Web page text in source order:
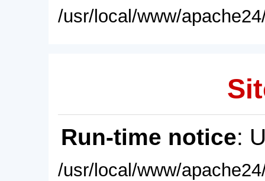
/usr/local/www/
Run-time notice:
/usr/local/www/